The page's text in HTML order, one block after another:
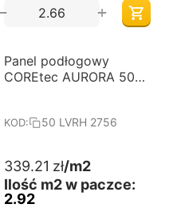
+
Darmowa dostawa
od 60 m2
Panel podłogowy
COREtec AURORA 50
KOD: 50 LVRH 2756
339.21 zł/m2
Ilość m2 w paczce:
2.92